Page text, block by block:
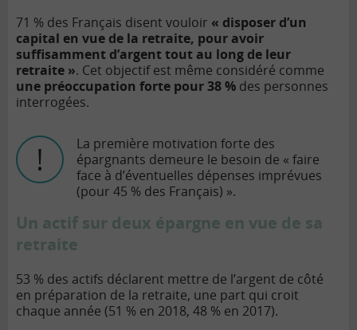
71 % des Français disent vouloir « disposer d’un
capital en vue de la retraite, pour avoir
suffisamment d’argent tout au long de leur
retraite ». Cet objectif est même considéré comme
une préoccupation forte pour 38 % des personnes
interrogées.
La première motivation forte des
épargnants demeure le besoin de « faire
face à d’éventuelles dépenses imprévues
(pour 45 % des Français) ».
Un actif sur deux épargne en vue de sa
retraite
53 % des actifs déclarent mettre de l’argent de côté
en préparation de la retraite, une part qui croit
chaque année (51 % en 2018, 48 % en 2017).